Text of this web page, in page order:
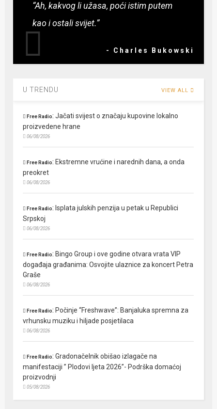
“Ah, kakvog li užasa, poći istim putem
kao i ostali svijet.”
- Charles Bukowski
U TRENDU VIEW ALL
Free Radio:Jačati svijest o značaju kupovine lokalno
proizvedene hrane
06/08/2026
Free Radio: Ekstremne vrućine i narednih dana, a onda
preokret
06/08/2026
Free Radio: Isplata julskih penzija u petak u Republici
Srpskoj
06/08/2026
Free Radio: Bingo Group i ove godine otvara vrata VIP
događaja građanima: Osvojite ulaznice za koncert Petra
Graše
06/08/2026
Free Radio: Počinje “Freshwave”: Banjaluka spremna za
vrhunsku muziku i hiljade posjetilaca
06/08/2026
Free Radio:Gradonačelnik obišao izlagače na
manifestaciji ” Plodovi ljeta 2026”- Podrška domaćoj
proizvodnji
05/08/2026